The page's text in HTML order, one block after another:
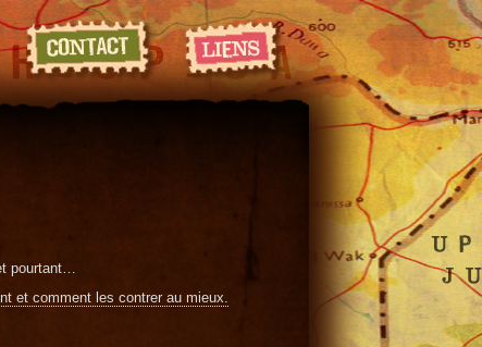
pourtant…
et comment les contrer au mieux.